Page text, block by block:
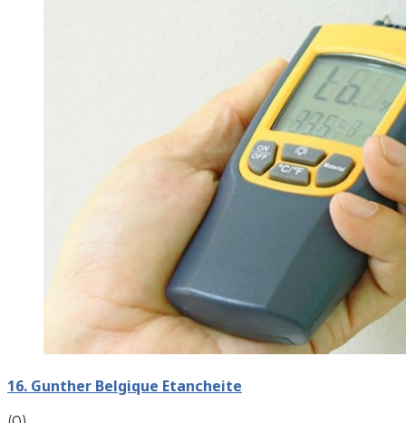
16. Gunther Belgique Etancheite